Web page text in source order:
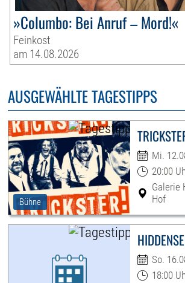
»Columbo: Bei Anruf – Mord!«
Feinkost
am 14.08.2026
AUSGEWÄHLTE TAGESTIPPS
Bühne
Mi.
20:00
Galerie
Hof
So.
18:00